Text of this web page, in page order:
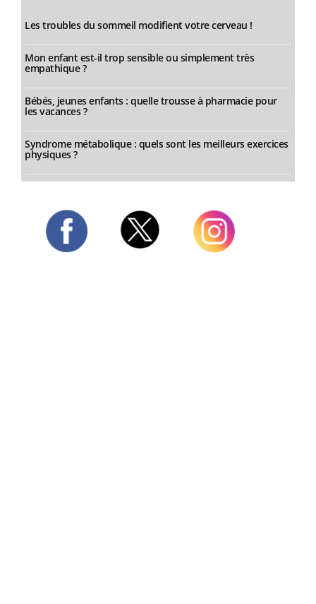
Les troubles du sommeil modifient votre cerveau !
Mon enfant est-il trop sensible ou simplement très
empathique ?
Bébés, jeunes enfants : quelle trousse à pharmacie pour
les vacances ?
Syndrome métabolique : quels sont les meilleurs exercices
physiques ?